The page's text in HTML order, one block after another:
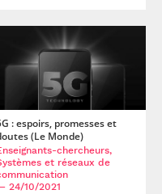
: espoirs, promesses et
(Le Monde)
chercheurs,
et réseaux de
24/10/2021